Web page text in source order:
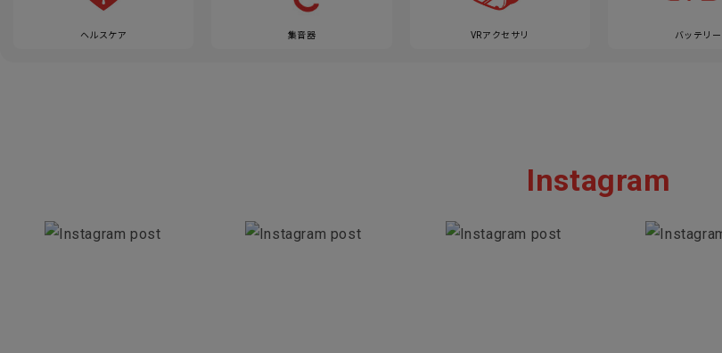
ヘルスケア 集音器 VRアクセサリ バッテリー
Instagram
Section description